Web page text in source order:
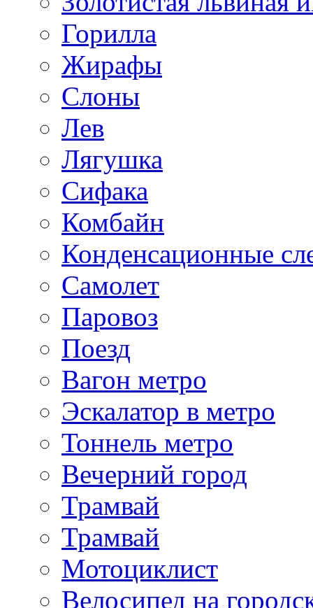
Горилла
Жирафы
Слоны
Лев
Лягушка
Сифака
Комбайн
Конденсационные
Самолет
Паровоз
Поезд
Вагон метро
Эскалатор в метро
Тоннель метро
Вечерний город
Трамвай
Трамвай
Мотоциклист
Велосипед на